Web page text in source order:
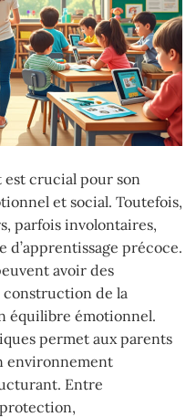
est crucial pour son
et social. Toutefois,
parfois involontaires,
précoce.
avoir des
construction de la
équilibre émotionnel.
permet aux parents
environnement
Entre